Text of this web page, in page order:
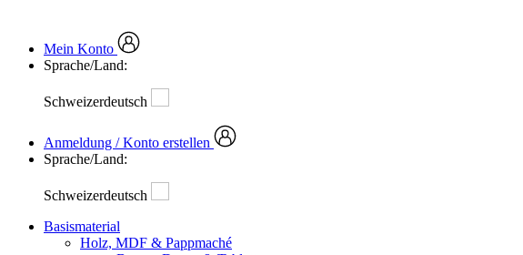
Mein Konto
Sprache/Land:
Schweizerdeutsch
Anmeldung / Konto erstellen
Sprache/Land:
Schweizerdeutsch
Basismaterial
Holz, MDF & Pappmaché